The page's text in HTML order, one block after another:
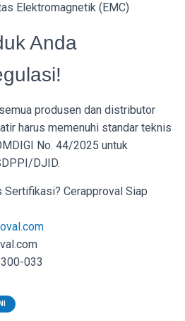
Elektromagnetik (EMC)
Anda
produsen dan distributor
harus memenuhi standar teknis
No. 44/2025 untuk
DJID.
Sertifikasi? Cerapproval Siap
033